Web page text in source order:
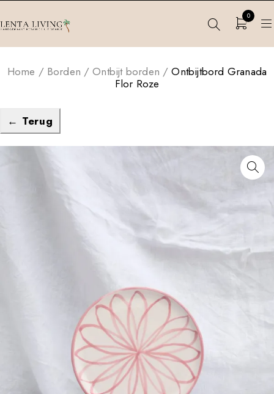
0
Home / Borden / Ontbijt borden / Ontbijtbord Granada
Flor Roze
← Terug